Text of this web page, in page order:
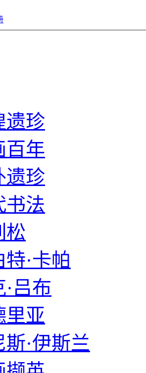
遗珍
百年
遗珍
书法
松
特·卡帕
·吕布
里亚
斯·伊斯兰